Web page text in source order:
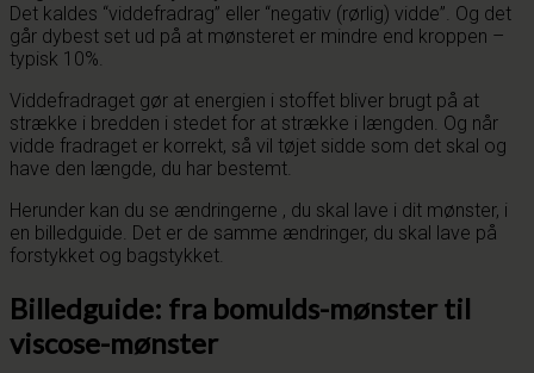
Det kaldes “viddefradrag” eller “negativ (rørlig) vidde”. Og det
går dybest set ud på at mønsteret er mindre end kroppen –
typisk 10%.
Viddefradraget gør at energien i stoffet bliver brugt på at
strække i bredden i stedet for at strække i længden. Og når
vidde fradraget er korrekt, så vil tøjet sidde som det skal og
have den længde, du har bestemt.
Herunder kan du se ændringerne , du skal lave i dit mønster, i
en billedguide. Det er de samme ændringer, du skal lave på
forstykket og bagstykket.
Billedguide: fra bomulds-mønster til
viscose-mønster